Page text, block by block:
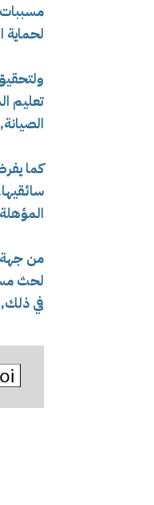
مسببات
لحماية
تعليم
كما
من جهة
لحث
في